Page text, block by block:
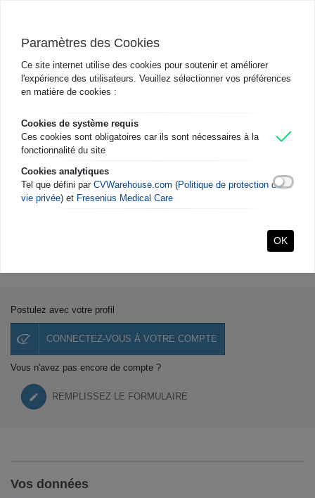
Paramètres des Cookies
Ce site internet utilise des cookies pour soutenir et améliorer
l'expérience des utilisateurs. Veuillez sélectionner vos préférences
en matière de cookies :
Cookies de système requis
Ces cookies sont obligatoires car ils sont nécessaires à la
fonctionnalité du site
Cookies analytiques
Tel que défini par CVWarehouse.com (Politique de protection de la
vie privée) et Fresenius Medical Care
OK
Fresenius Medical Care
Suivez-nous
Postulez avec votre profil
CONNECTEZ-VOUS À VOTRE COMPTE
Vous n'avez pas encore de compte ?
REMPLISSEZ LE FORMULAIRE
Vos données